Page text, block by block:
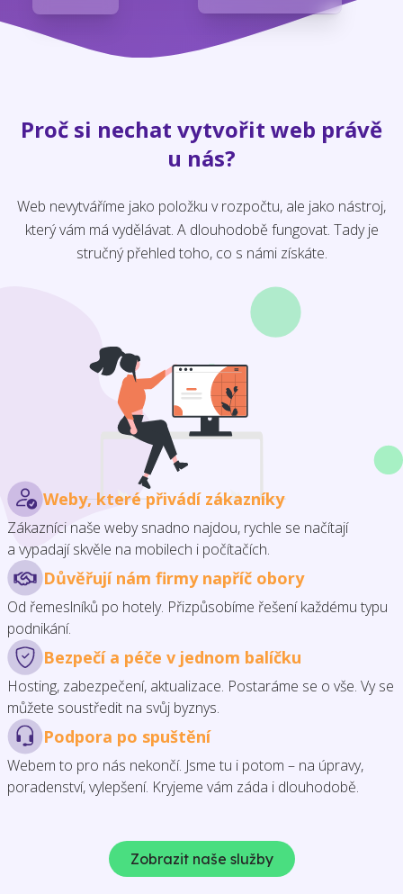
Proč si nechat vytvořit web právě
u nás?
Web nevytváříme jako položku v rozpočtu, ale jako nástroj,
který vám má vydělávat. A dlouhodobě fungovat. Tady je
stručný přehled toho, co s námi získáte.
Weby, které přivádí zákazníky
Zákazníci naše weby snadno najdou, rychle se načítají
a vypadají skvěle na mobilech i počítačích.
Důvěřují nám firmy napříč obory
Od řemeslníků po hotely. Přizpůsobíme řešení každému typu
podnikání.
Bezpečí a péče v jednom balíčku
Hosting, zabezpečení, aktualizace. Postaráme se o vše. Vy se
můžete soustředit na svůj byznys.
Podpora po spuštění
Webem to pro nás nekončí. Jsme tu i potom – na úpravy,
poradenství, vylepšení. Kryjeme vám záda i dlouhodobě.
Zobrazit naše služby